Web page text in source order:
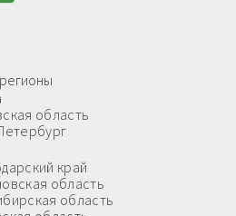
область
край
область
область